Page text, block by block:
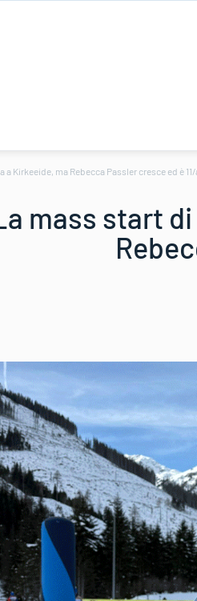
Kirkeeide, ma Rebecca Passler cresce ed è 11/
mass start